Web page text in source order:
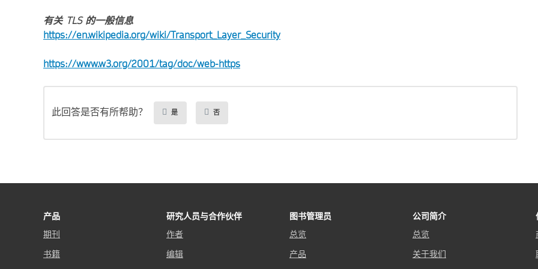
有关 TLS 的一般信息
https://en.wikipedia.org/wiki/Transport_Layer_Security
https://www.w3.org/2001/tag/doc/web-https
此回答是否有所帮助？ 是 否
产品
期刊
书籍
研究人员与合作伙伴
作者
编辑
图书管理员
总览
产品
公司简介
总览
关于我们